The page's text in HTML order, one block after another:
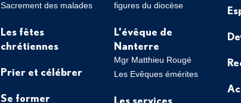
Sacrement des malades
Les fêtes
chrétiennes
Prier et célébrer
Se former
figures du diocèse
L’évêque de
Nanterre
Mgr Matthieu Rougé
Les Evêques émérites
Les services